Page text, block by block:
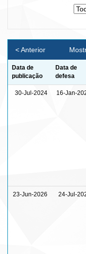
< Anterior
Data de
publicação
Data de
defesa
30-Jul-2024 16-Jan-
23-Jun-2026 24-Jul-